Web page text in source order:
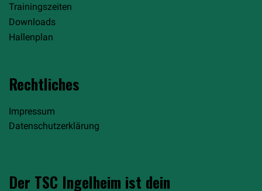
Trainingszeiten
Downloads
Hallenplan
Rechtliches
Impressum
Datenschutzerklärung
Der TSC Ingelheim ist dein